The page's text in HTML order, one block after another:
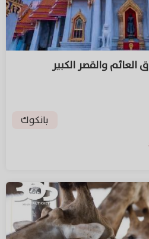
والقصر الكبير
بانكوك